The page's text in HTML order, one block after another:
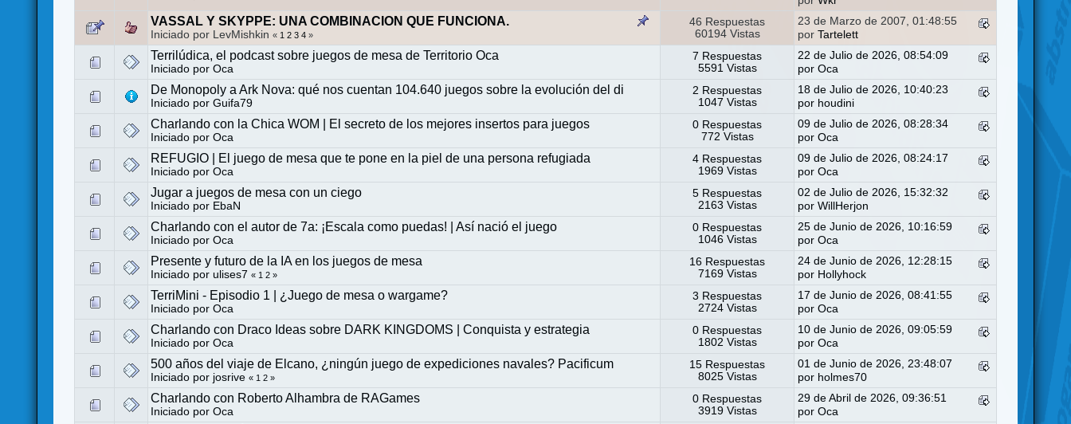
VASSAL Y SKYPPE: UNA COMBINACION QUE FUNCIONA.
Iniciado por LevMishkin« 1 2 3 4 »
46 Respuestas
60194 Vistas
23 de Marzo de 2007, 01:48:55
porTartelett
Terrilúdica, el podcast sobre juegos de mesa de Territorio Oca
Iniciado porOca
7 Respuestas
5591 Vistas
22 de Julio de 2026, 08:54:09
porOca
De Monopoly a Ark Nova: qué nos cuentan 104.640 juegos sobre la evolución del di
Iniciado porGuifa79
2 Respuestas
1047 Vistas
18 de Julio de 2026, 10:40:23
por houdini
Charlando con la Chica WOM | El secreto de los mejores insertos para juegos
Iniciado porOca
0 Respuestas
772 Vistas
09 de Julio de 2026, 08:28:34
porOca
REFUGIO | El juego de mesa que te pone en la piel de una persona refugiada
Iniciado porOca
4 Respuestas
1969 Vistas
09 de Julio de 2026, 08:24:17
porOca
Jugar a juegos de mesa con un ciego
Iniciado por EbaN
5 Respuestas
2163 Vistas
02 de Julio de 2026, 15:32:32
porWillHerjon
Charlando con el autor de 7a: ¡Escala como puedas! | Así nació el juego
Iniciado porOca
0 Respuestas
1046 Vistas
25 de Junio de 2026, 10:16:59
porOca
Presente y futuro de la IA en los juegos de mesa
Iniciado por ulises7 « 1 2 »
16 Respuestas
7169 Vistas
24 de Junio de 2026, 12:28:15
por Hollyhock
TerriMini - Episodio 1 | ¿Juego de mesa o wargame?
Iniciado porOca
3 Respuestas
2724 Vistas
17 de Junio de 2026, 08:41:55
porOca
Charlando con Draco Ideas sobre DARK KINGDOMS | Conquista y estrategia
Iniciado porOca
0 Respuestas
1802 Vistas
10 de Junio de 2026, 09:05:59
porOca
500 años del viaje de Elcano, ¿ningún juego de expediciones navales? Pacificum
Iniciado por josrive « 1 2 »
15 Respuestas
8025 Vistas
01 de Junio de 2026, 23:48:07
por holmes70
Charlando con Roberto Alhambra de RAGames
Iniciado porOca
0 Respuestas
3919 Vistas
29 de Abril de 2026, 09:36:51
porOca